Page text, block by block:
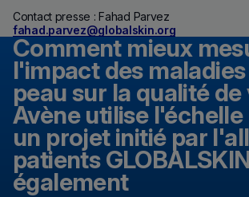
Contact presse : Fahad Parvez
fahad.parvez@globalskin.org
Comment mieux
l'impact des maladies
peau sur la qualité de
Avène utilise l'échelle
un projet initié par
patients
également